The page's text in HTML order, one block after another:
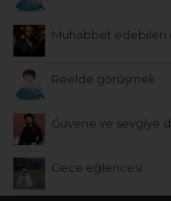
Muhabbet edebilen
Reelde görüşmek
Güvene ve sevgiye
Gece eğlencesi